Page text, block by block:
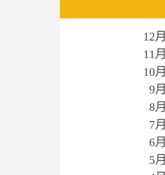
12月
11月
10月
9月
8月
7月
6月
5月